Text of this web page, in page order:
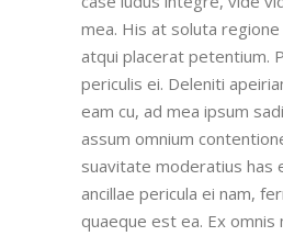
mea. His at soluta
atqui placerat petentium.
periculis ei. Deleniti
eam cu, ad mea ipsum
assum omnium
suavitate moderatius has
ancillae pericula ei nam,
quaeque est ea. Ex omnis